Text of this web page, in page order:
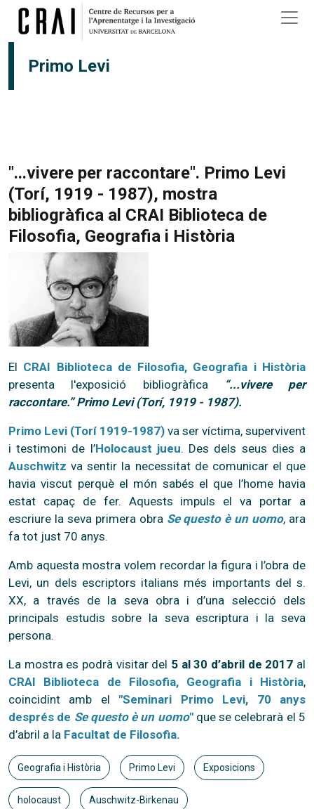
Vés al contingut
Primo Levi
"...vivere per raccontare". Primo Levi
(Torí, 1919 - 1987), mostra
bibliogràfica al CRAI Biblioteca de
Filosofia, Geografia i Història
El CRAI Biblioteca de Filosofia, Geografia i Història
presenta l'exposició bibliogràfica
“...vivere per
raccontare.” Primo Levi (Torí, 1919 - 1987).
Primo Levi (Torí 1919-1987) va ser víctima, supervivent
i testimoni de l’Holocaust jueu. Des dels seus dies a
Auschwitz va sentir la necessitat de comunicar el que
havia viscut perquè el món sabés el que l’home havia
estat capaç de fer. Aquests impuls el va portar a
escriure la seva primera obra Se questo è un uomo, ara
fa tot just 70 anys.
Amb aquesta mostra volem recordar la figura i l’obra de
Levi, un dels escriptors italians més importants del s.
XX, a través de la seva obra i d’una selecció dels
principals estudis sobre la seva escriptura i la seva
persona.
La mostra es podrà visitar del 5 al 30 d’abril de 2017 al
CRAI Biblioteca de Filosofia, Geografia i Història,
coincidint amb el "Seminari Primo Levi, 70 anys
després de Se questo è un uomo"que se celebrarà el 5
d’abril a la Facultat de Filosofia.
Geografia i Història Primo Levi Exposicions
holocaust Auschwitz-Birkenau